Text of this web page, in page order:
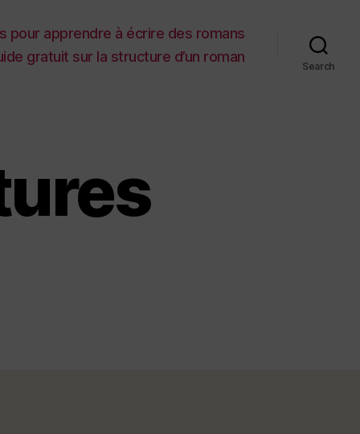
pour apprendre à écrire des romans
gratuit sur la structure d’un roman
Search